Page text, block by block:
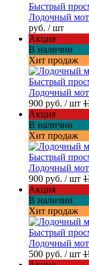
Быстрый
Лодочный
руб. / шт
Акция
В наличии
Хит продаж
Быстрый
Лодочный
900 руб. / шт
Акция
В наличии
Хит продаж
Быстрый
Лодочный
900 руб. / шт
Акция
В наличии
Хит продаж
Быстрый
Лодочный
500 руб. / шт